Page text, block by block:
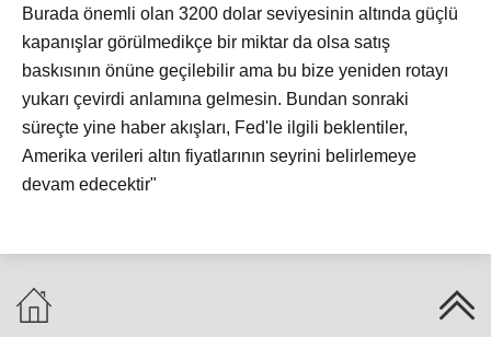
Burada önemli olan 3200 dolar seviyesinin altında güçlü
kapanışlar görülmedikçe bir miktar da olsa satış
baskısının önüne geçilebilir ama bu bize yeniden rotayı
yukarı çevirdi anlamına gelmesin. Bundan sonraki
süreçte yine haber akışları, Fed'le ilgili beklentiler,
Amerika verileri altın fiyatlarının seyrini belirlemeye
devam edecektir"